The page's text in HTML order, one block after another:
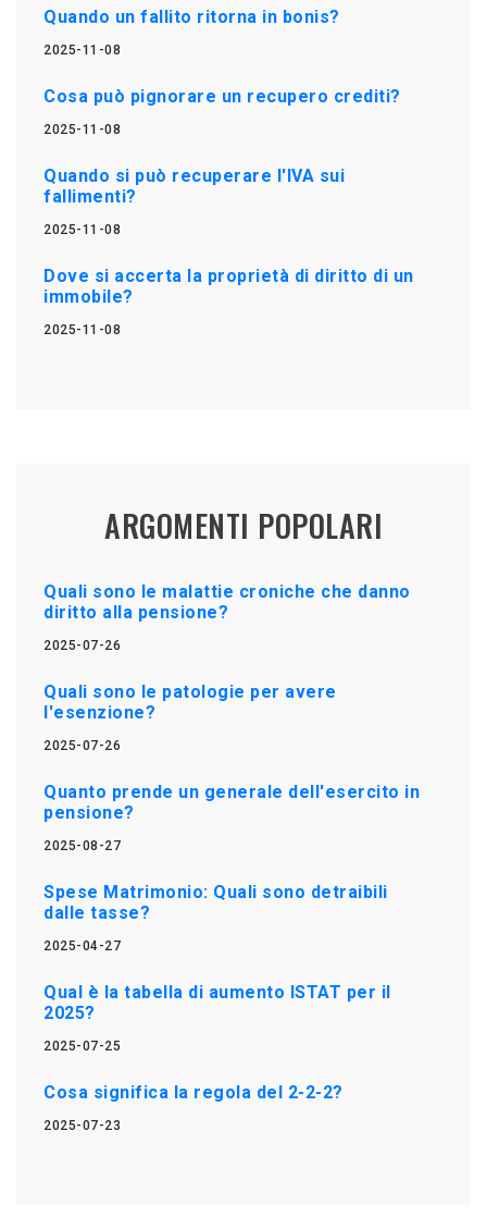
Quando un fallito ritorna in bonis?
2025-11-08
Cosa può pignorare un recupero crediti?
2025-11-08
Quando si può recuperare l'IVA sui
fallimenti?
2025-11-08
Dove si accerta la proprietà di diritto di un
immobile?
2025-11-08
ARGOMENTI POPOLARI
Quali sono le malattie croniche che danno
diritto alla pensione?
2025-07-26
Quali sono le patologie per avere
l'esenzione?
2025-07-26
Quanto prende un generale dell'esercito in
pensione?
2025-08-27
Spese Matrimonio: Quali sono detraibili
dalle tasse?
2025-04-27
Qual è la tabella di aumento ISTAT per il
2025?
2025-07-25
Cosa significa la regola del 2-2-2?
2025-07-23